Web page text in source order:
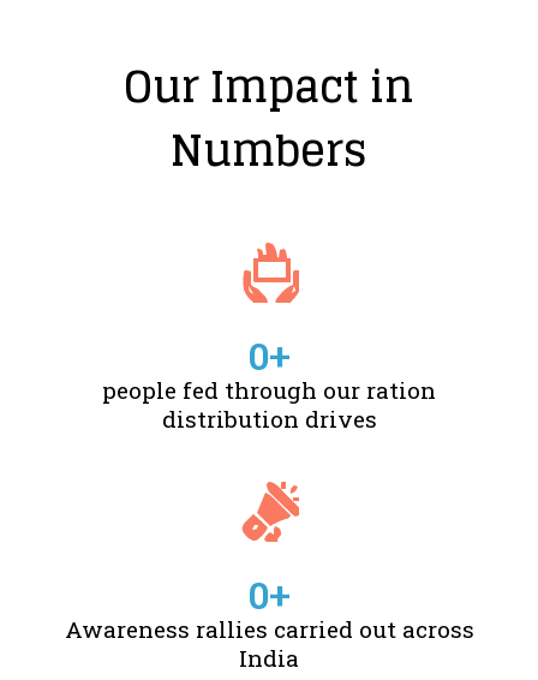
Our Impact in
Numbers
people fed through our ration
distribution drives
0+
Awareness rallies carried out across
India
0+